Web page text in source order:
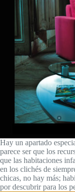
Hay un apartado
parece ser que los
que las habitaciones
en los clichés de
chicas, no hay más;
por descubrir para los